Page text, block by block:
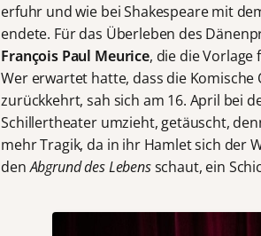
erfuhr und wie bei Shakespeare mit
endete. Für das Überleben des
François Paul Meurice, die die
Wer erwartet hatte, dass die
zurückkehrt, sah sich am 16. April bei
Schillertheater umzieht, getäuscht,
mehr Tragik, da in ihr Hamlet sich der
denAbgrund desLebensschaut, ein